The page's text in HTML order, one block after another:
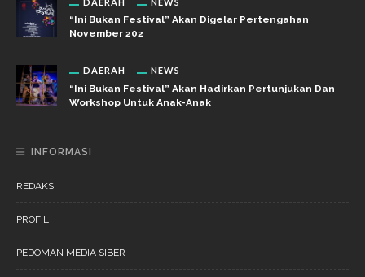
“Ini Bukan Festival” Akan Digelar Pertengahan
November 202
DAERAH NEWS
“Ini Bukan Festival” Akan Hadirkan Pertunjukan Dan
Workshop Untuk Anak-Anak
INFORMASI
REDAKSI
PROFIL
PEDOMAN MEDIA SIBER